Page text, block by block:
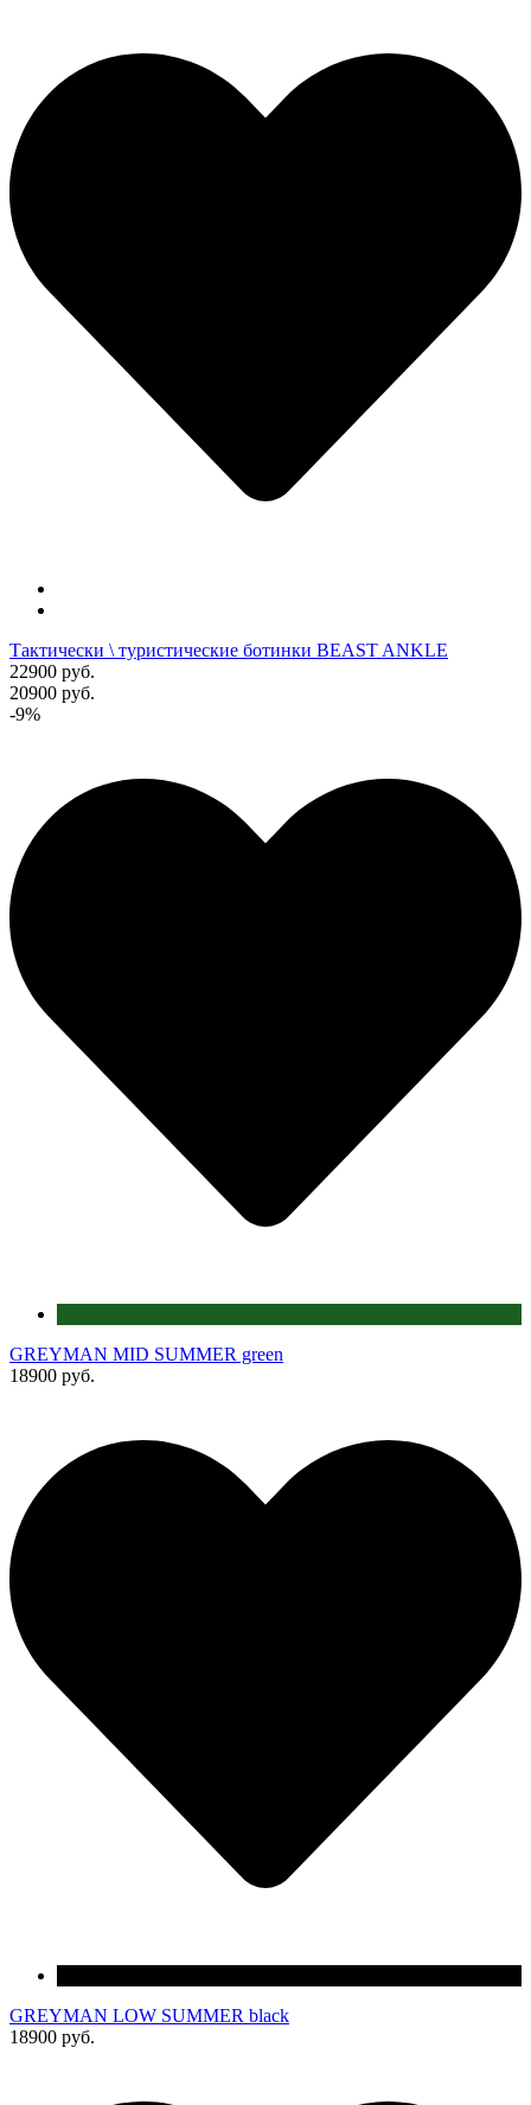
Тактически \ туристические ботинки BEAST ANKLE
22900 руб.
20900 руб.
-9%
GREYMAN MID SUMMER green
18900 руб.
GREYMAN LOW SUMMER black
18900 руб.